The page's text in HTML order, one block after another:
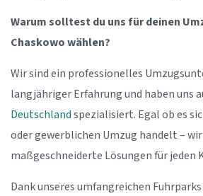
Warum solltest du uns für deinen
Chaskowo wählen?
Wir sind ein professionelles
langjähriger Erfahrung und haben uns
Deutschlandspezialisiert. Egal ob es
oder gewerblichen Umzug handelt –
maßgeschneiderte Lösungen für jeden
Dank unseres umfangreichen